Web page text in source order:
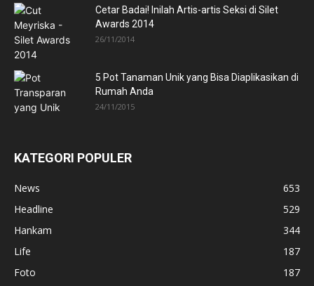
Cetar Badai! Inilah Artis-artis Seksi di Silet
Awards 2014
26/11/2014
5 Pot Tanaman Unik yang Bisa Diaplikasikan di
Rumah Anda
24/11/2015
KATEGORI POPULER
News
653
Headline
529
Hankam
344
Life
187
Foto
187